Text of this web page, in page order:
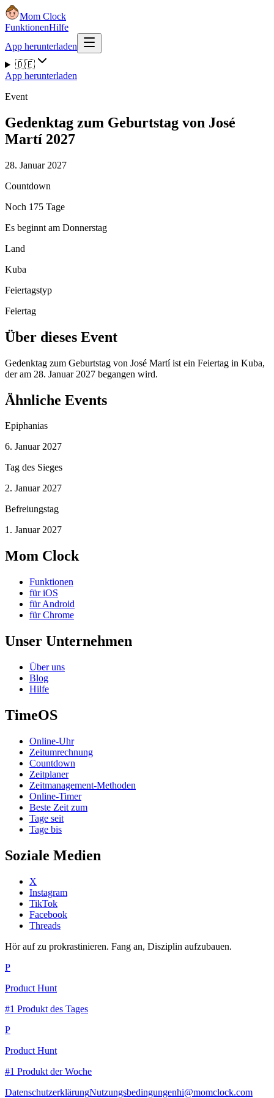
Mom Clock
FunktionenHilfe
App herunterladen
🇩🇪
App herunterladen
Event
Gedenktag zum Geburtstag von José
Martí 2027
28. Januar 2027
Countdown
Noch 175 Tage
Es beginnt am Donnerstag
Land
Kuba
Feiertagstyp
Feiertag
Über dieses Event
Gedenktag zum Geburtstag von José Martí ist ein Feiertag in Kuba,
der am 28. Januar 2027 begangen wird.
Ähnliche Events
Epiphanias
6. Januar 2027
Tag des Sieges
2. Januar 2027
Befreiungstag
1. Januar 2027
Mom Clock
Funktionen
für iOS
für Android
für Chrome
Unser Unternehmen
Über uns
Blog
Hilfe
TimeOS
Online-Uhr
Zeitumrechnung
Countdown
Zeitplaner
Zeitmanagement-Methoden
Online-Timer
Beste Zeit zum
Tage seit
Tage bis
Soziale Medien
X
Instagram
TikTok
Facebook
Threads
Hör auf zu prokrastinieren. Fang an, Disziplin aufzubauen.
P
Product Hunt
#1 Produkt des Tages
P
Product Hunt
#1 Produkt der Woche
DatenschutzerklärungNutzungsbedingungenhi@momclock.com